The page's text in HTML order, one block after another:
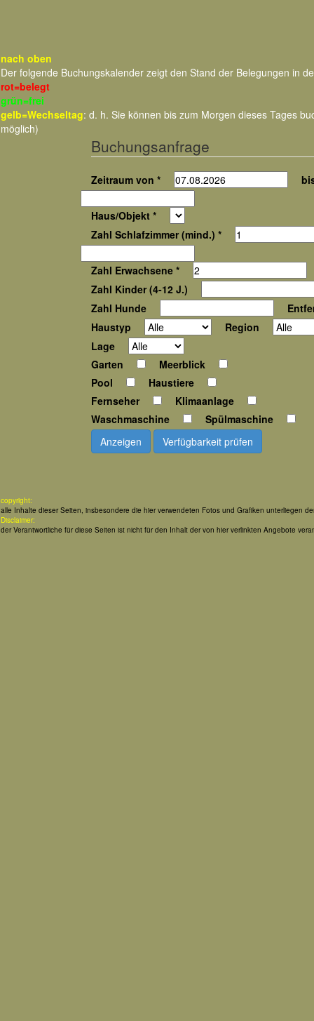
nach oben
Der folgende Buchungskalender zeigt den Stand der Belegungen in
rot=belegt
grün=frei
gelb=Wechseltag: d. h. Sie können bis zum Morgen dieses Tages
möglich)
Buchungsanfrage
Zeitraum von *
Haus/Objekt *
Zahl Schlafzimmer (mind.) *
Zahl Erwachsene *
Zahl Kinder (4-12 J.)
Zahl Hunde
Haustyp
Region
Lage
Garten
Meerblick
Pool
Haustiere
Fernseher
Klimaanlage
Waschmaschine
Spülmaschine
Anzeigen
Verfügbarkeit prüfen
copyright:
alle Inhalte dieser Seiten, insbesondere die hier verwendeten Fotos und Grafiken unterliegen
Disclaimer:
der Verantwortliche für diese Seiten ist nicht für den Inhalt der von hier verlinkten Angebote